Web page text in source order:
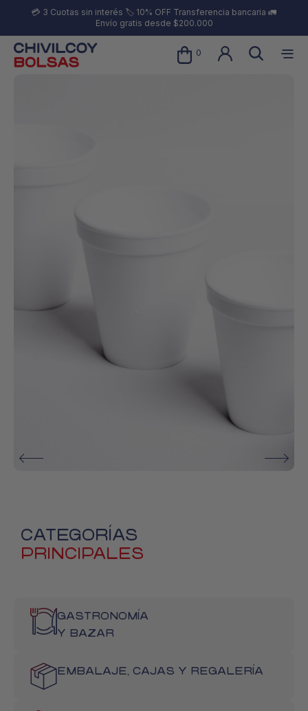
💳 3 Cuotas sin interés 🏷️ 10% OFF Transferencia bancaria 🚛
Envío gratis desde $200.000
0
DE PACKAGING
PARA
Conocé nuestros productos
CATEGORÍAS
PRINCIPALES
GASTRONOMÍA
Y BAZAR
EMBALAJE, CAJAS Y REGALERÍA